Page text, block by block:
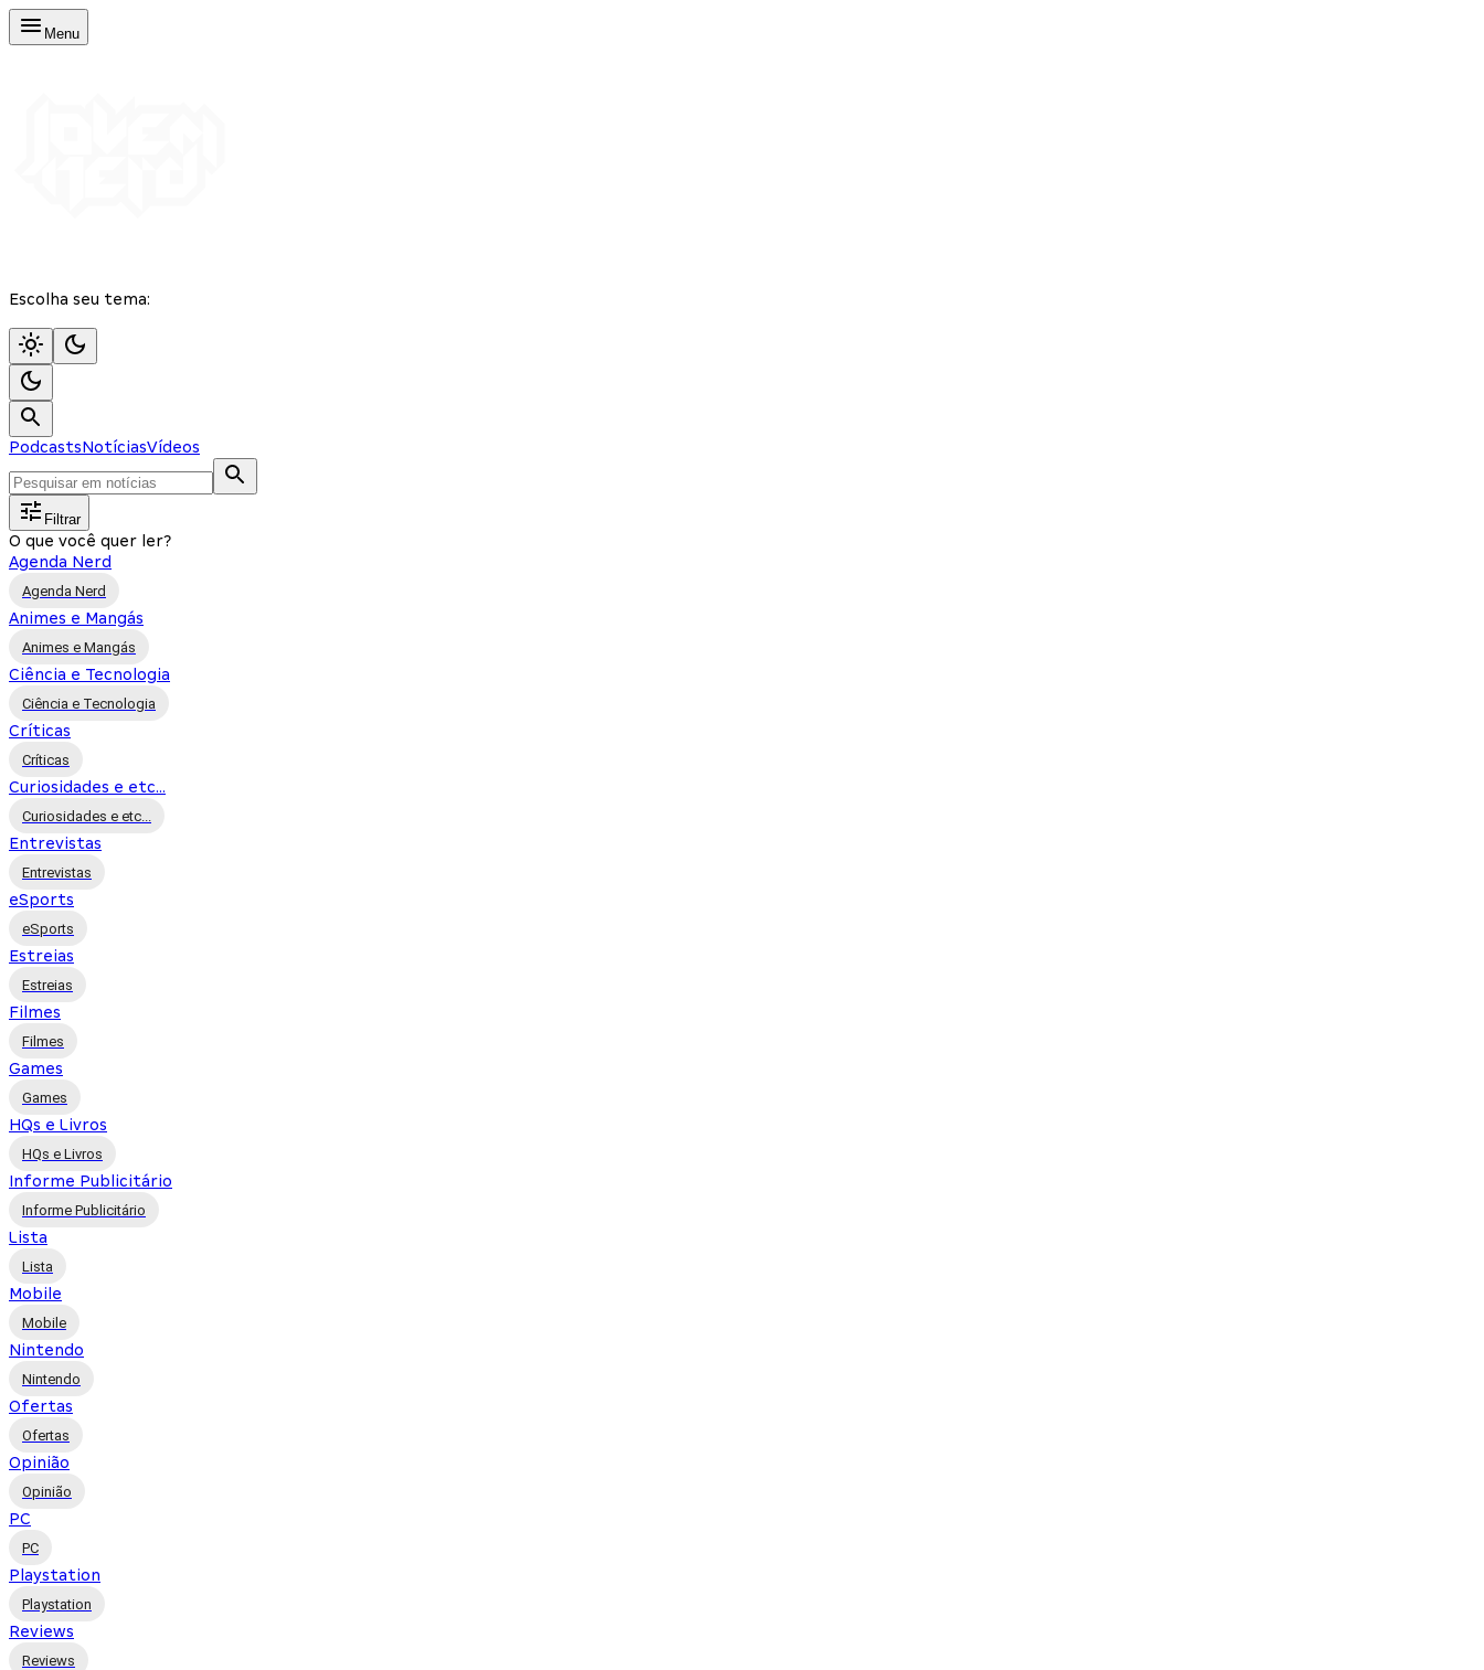
Menu
Escolha seu tema:
PodcastsNotíciasVídeos
Filtrar
O que você quer ler?
Agenda Nerd
Agenda Nerd
Animes e Mangás
Animes e Mangás
Ciência e Tecnologia
Ciência e Tecnologia
Críticas
Críticas
Curiosidades e etc...
Curiosidades e etc...
Entrevistas
Entrevistas
eSports
eSports
Estreias
Estreias
Filmes
Filmes
Games
Games
HQs e Livros
HQs e Livros
Informe Publicitário
Informe Publicitário
Lista
Lista
Mobile
Mobile
Nintendo
Nintendo
Ofertas
Ofertas
Opinião
Opinião
PC
PC
Playstation
Playstation
Reviews
Reviews